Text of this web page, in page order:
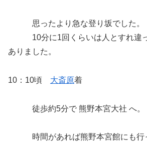
思ったより急な登り坂でした。
10分に1回くらいは人とすれ違っ
ありました。
10：10頃 大斎原着
徒歩約5分で 熊野本宮大社 へ。
時間があれば熊野本宮館にも行